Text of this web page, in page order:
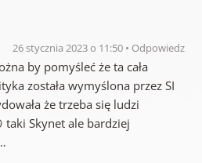
26 stycznia 2023 o 11:50 Odpowiedz
by pomyśleć że ta cała
została wymyślona przez SI
że trzeba się ludzi
taki Skynet ale bardziej